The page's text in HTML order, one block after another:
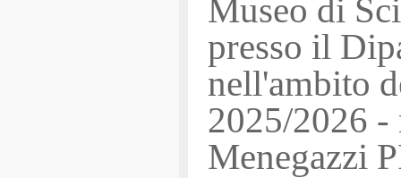
Museo di
presso il
nell'ambito
2025/2026 -
Menegazzi